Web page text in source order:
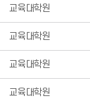
교육대학원
교육대학원
교육대학원
교육대학원